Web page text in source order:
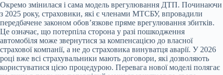
Окремо змінилася і сама модель врегулювання ДТП. Починаючи
з 2025 року, страховики, які є членами МТСБУ, впровадили
передбачене законом обов’язкове пряме врегулювання збитків.
Це означає, що потерпіла сторона у разі пошкодження
автомобіля може звернутися за компенсацією до власної
страхової компанії, а не до страховика винуватця аварії. У 2026
році вже всі страхувальники мають договори, які дозволяють
користуватися цією процедурою. Перевага нової моделі полягає